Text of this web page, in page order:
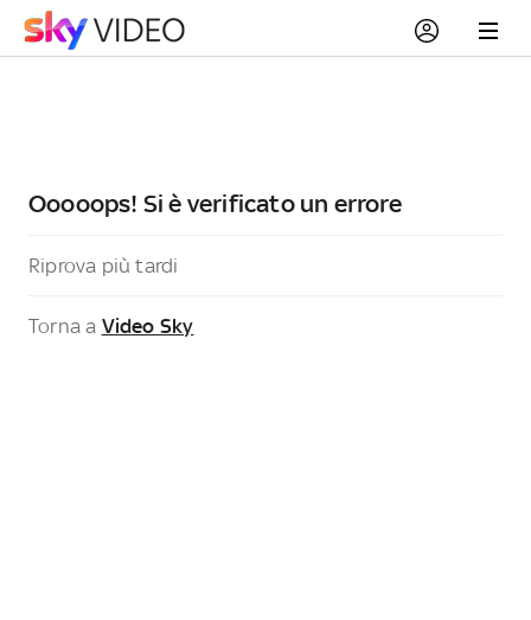
Ooooops! Si è verificato un errore
Riprova più tardi
Torna a Video Sky